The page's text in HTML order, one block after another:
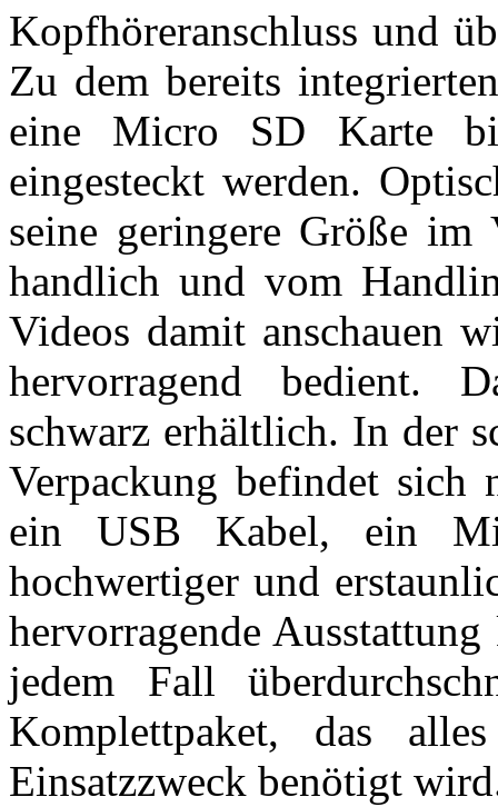
Kopfhöreranschluss und
Zu dem bereits
eine Micro SD Karte
eingesteckt werden.
seine geringere Größe
handlich und vom
Videos damit anschauen
hervorragend
schwarz erhältlich. In der
Verpackung befindet sich
ein USB Kabel, ein
hochwertiger und
hervorragende
jedem Fall
Komplettpaket, das
Einsatzzweck benötigt